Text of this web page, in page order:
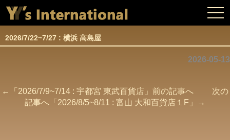
2026/7/22~7/27 : 横浜 高島屋
2026-05-13
←「 2026/7/9~7/14 : 宇都宮 東武百貨店 」前の記事へ 次の
記事へ「 2026/8/5~8/11 : 富山 大和百貨店１F 」→